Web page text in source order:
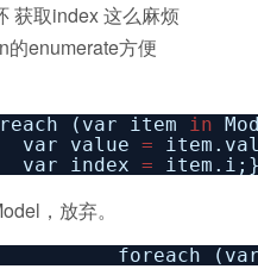
获取index 这么麻烦
的enumerate方便
(var item in
var value =
var index = item.i;}
，放弃。
foreach